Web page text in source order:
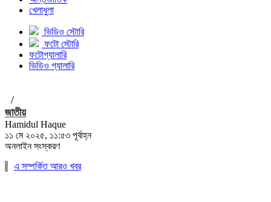
খেলাধুলা
ভিডিও স্টোরি
ফটো স্টোরি
ফটোগ্যালারি
ভিডিও গ্যালারি
/
জাতীয়
Hamidul Haque
১১ মে ২০২৫, ১১:৫৩ পূর্বাহ্ন
অনলাইন সংস্করণ
এ সম্পর্কিত আরও খবর